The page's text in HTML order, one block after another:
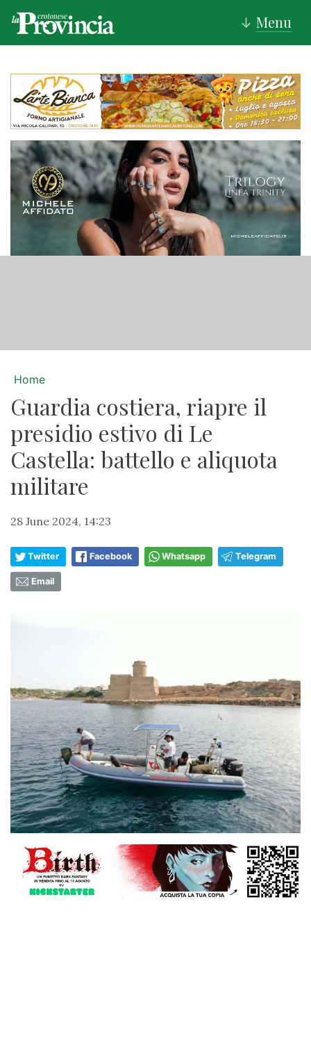
↓ Menu
Home
Guardia costiera, riapre il
presidio estivo di Le
Castella: battello e aliquota
militare
28 June 2024, 14:23
Twitter Facebook Whatsapp Telegram
Email